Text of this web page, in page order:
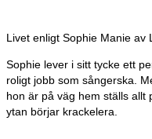
Livet enligt Sophie Manie av
Sophie lever i sitt tycke ett
roligt jobb som sångerska.
hon är på väg hem ställs allt
ytan börjar krackelera.